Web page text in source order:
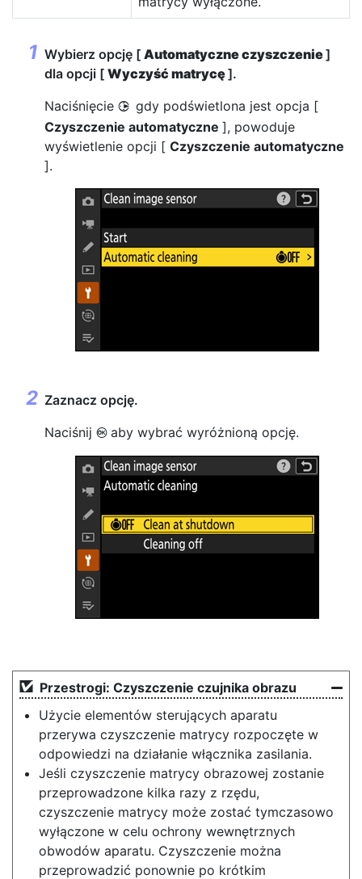
Wybierz opcję [ Automatyczne czyszczenie]
dla opcji [ Wyczyść matrycę].
Naciśnięcie 2 gdy podświetlona jest opcja [
Czyszczenie automatyczne ], powoduje
wyświetlenie opcji [ Czyszczenie automatyczne
].
Zaznacz opcję.
Naciśnij J aby wybrać wyróżnioną opcję.
Przestrogi: Czyszczenie czujnika obrazu
Użycie elementów sterujących aparatu
przerywa czyszczenie matrycy rozpoczęte w
odpowiedzi na działanie włącznika zasilania.
Jeśli czyszczenie matrycy obrazowej zostanie
przeprowadzone kilka razy z rzędu,
czyszczenie matrycy może zostać tymczasowo
wyłączone w celu ochrony wewnętrznych
obwodów aparatu. Czyszczenie można
przeprowadzić ponownie po krótkim